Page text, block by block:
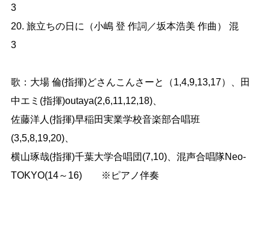
3
20. 旅立ちの日に（小嶋 登 作詞／坂本浩美 作曲） 混
3
歌：大場 倫(指揮)どさんこんさーと（1,4,9,13,17）、田
中エミ(指揮)outaya(2,6,11,12,18)、
佐藤洋人(指揮)早稲田実業学校音楽部合唱班
(3,5,8,19,20)、
横山琢哉(指揮)千葉大学合唱団(7,10)、混声合唱隊Neo-